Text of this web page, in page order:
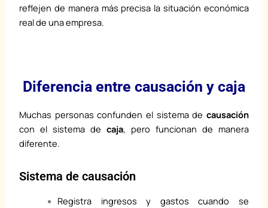
reflejen de manera más precisa la situación económica
real de una empresa.
Diferencia entre causación y caja
Muchas personas confunden el sistema de causación
con el sistema de caja, pero funcionan de manera
diferente.
Sistema de causación
Registra ingresos y gastos cuando se